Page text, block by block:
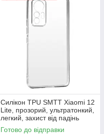
Силікон TPU SMTT Xiaomi 12
Lite, прозорий, ультратонкий,
легкий, захист від падінь
Готово до відправки